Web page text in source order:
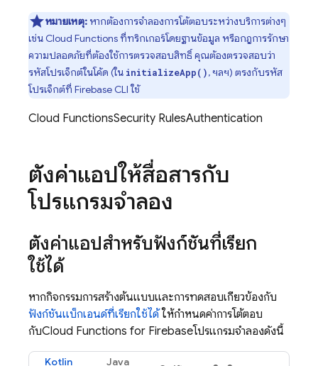
หมายเหตุ: หากต้องการจำลองการโต้ตอบระหว่างบริการต่างๆ
เช่น Cloud Functions ที่ทริกเกอร์โดยฐานข้อมูล หรือกฎการรักษา
ความปลอดภัยที่ต้องใช้การตรวจสอบสิทธิ์ คุณต้องตรวจสอบว่า
รหัสโปรเจ็กต์ในโค้ด (ใน initializeApp(), ฯลฯ) ตรงกับรหัส
โปรเจ็กต์ที่ Firebase CLI ใช้
Cloud FunctionsSecurity RulesAuthentication
ตั้งค่าแอปให้สื่อสารกับ
โปรแกรมจำลอง
ตั้งค่าแอปสำหรับฟังก์ชันที่เรียก
ใช้ได้
หากกิจกรรมการสร้างต้นแบบและการทดสอบเกี่ยวข้องกับ
ฟังก์ชันแบ็กเอนด์ที่เรียกใช้ได้ให้กำหนดค่าการโต้ตอบ
กับCloud Functions for Firebaseโปรแกรมจำลองดังนี้
Kotlin Java